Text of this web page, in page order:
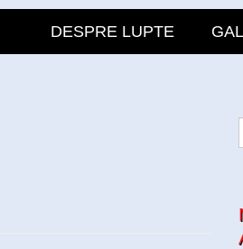
DESPRE LUPTE